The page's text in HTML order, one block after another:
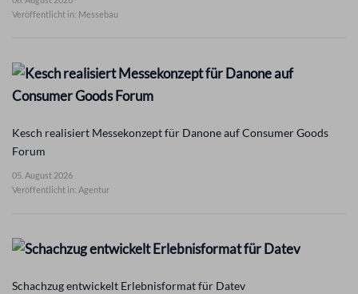
Veröffentlicht in: Messebau
Kesch realisiert Messekonzept für Danone auf Consumer Goods
Forum
05. August 2026
Veröffentlicht in: Agentur
Schachzug entwickelt Erlebnisformat für Datev